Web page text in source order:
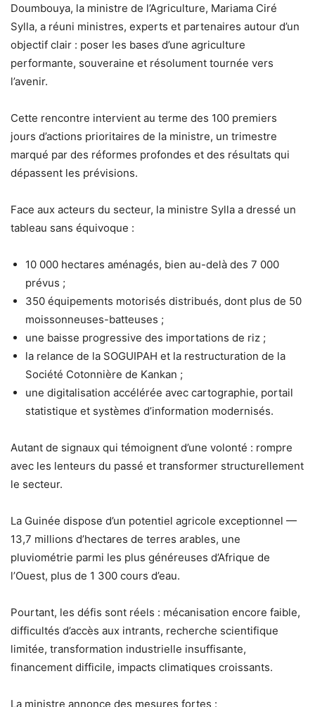
Doumbouya, la ministre de l’Agriculture, Mariama Ciré
Sylla, a réuni ministres, experts et partenaires autour d’un
objectif clair : poser les bases d’une agriculture
performante, souveraine et résolument tournée vers
l’avenir.
Cette rencontre intervient au terme des 100 premiers
jours d’actions prioritaires de la ministre, un trimestre
marqué par des réformes profondes et des résultats qui
dépassent les prévisions.
Face aux acteurs du secteur, la ministre Sylla a dressé un
tableau sans équivoque :
10 000 hectares aménagés, bien au-delà des 7 000
prévus ;
350 équipements motorisés distribués, dont plus de 50
moissonneuses-batteuses ;
une baisse progressive des importations de riz ;
la relance de la SOGUIPAH et la restructuration de la
Société Cotonnière de Kankan ;
une digitalisation accélérée avec cartographie, portail
statistique et systèmes d’information modernisés.
Autant de signaux qui témoignent d’une volonté : rompre
avec les lenteurs du passé et transformer structurellement
le secteur.
La Guinée dispose d’un potentiel agricole exceptionnel —
13,7 millions d’hectares de terres arables, une
pluviométrie parmi les plus généreuses d’Afrique de
l’Ouest, plus de 1 300 cours d’eau.
Pourtant, les défis sont réels : mécanisation encore faible,
difficultés d’accès aux intrants, recherche scientifique
limitée, transformation industrielle insuffisante,
financement difficile, impacts climatiques croissants.
La ministre annonce des mesures fortes :